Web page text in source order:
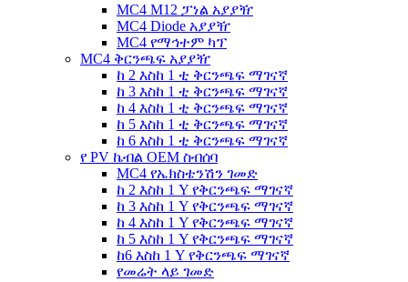
MC4 M12 ፓነል አያያዥ
MC4 Diode አያያዥ
MC4 የማኅተም ካፕ
MC4 ቅርንጫፍ አያያዥ
ከ 2 እስከ 1 ቲ ቅርንጫፍ ማገናኛ
ከ 3 እስከ 1 ቲ ቅርንጫፍ ማገናኛ
ከ 4 እስከ 1 ቲ ቅርንጫፍ ማገናኛ
ከ 5 እስከ 1 ቲ ቅርንጫፍ ማገናኛ
ከ 6 እስከ 1 ቲ ቅርንጫፍ ማገናኛ
የ PV ኬብል OEM ስብሰባ
MC4 የኤክስቴንሽን ገመድ
ከ 2 እስከ 1 Y የቅርንጫፍ ማገናኛ
ከ 3 እስከ 1 Y የቅርንጫፍ ማገናኛ
ከ 4 እስከ 1 Y የቅርንጫፍ ማገናኛ
ከ 5 እስከ 1 Y የቅርንጫፍ ማገናኛ
ከ6 እስከ 1 Y የቅርንጫፍ ማገናኛ
የመሬት ላይ ገመድ